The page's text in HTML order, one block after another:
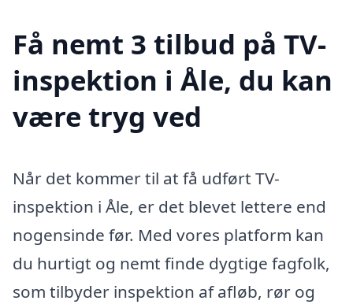
Få nemt 3 tilbud på TV-
inspektion i Åle, du kan
være tryg ved
Når det kommer til at få udført TV-
inspektion i Åle, er det blevet lettere end
nogensinde før. Med vores platform kan
du hurtigt og nemt finde dygtige fagfolk,
som tilbyder inspektion af afløb, rør og